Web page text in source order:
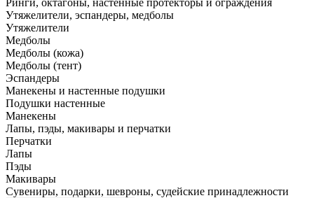
Утяжелители, эспандеры, медболы
Утяжелители
Медболы
Медболы (кожа)
Медболы (тент)
Эспандеры
Манекены и настенные подушки
Подушки настенные
Манекены
Лапы, пэды, макивары и перчатки
Перчатки
Лапы
Пэды
Макивары
Сувениры, подарки, шевроны, судейские принадлежности